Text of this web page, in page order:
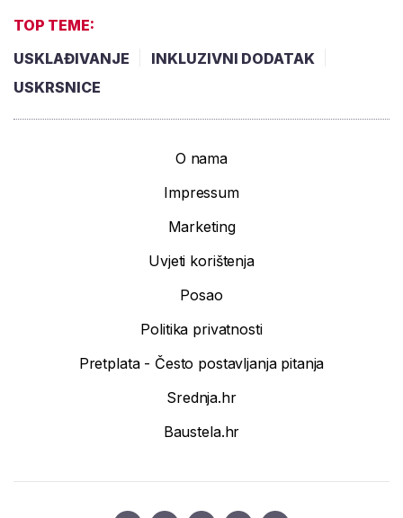
TOP TEME:
USKLAĐIVANJE
INKLUZIVNI DODATAK
USKRSNICE
O nama
Impressum
Marketing
Uvjeti korištenja
Posao
Politika privatnosti
Pretplata - Često postavljanja pitanja
Srednja.hr
Baustela.hr